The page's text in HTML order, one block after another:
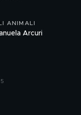
ANIMALI
Arcuri